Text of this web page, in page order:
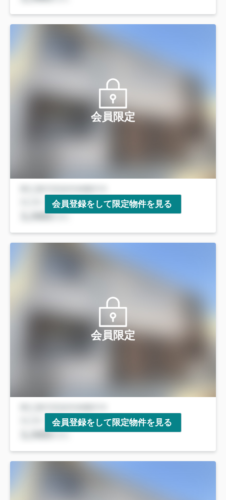
会員限定
会員登録をして限定物件を見る
会員限定
会員登録をして限定物件を見る